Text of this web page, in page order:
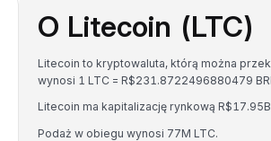
O Litecoin (LTC)
Litecoin to kryptowaluta, którą można
wynosi 1 LTC = R$231.8722496880479
Litecoin ma kapitalizację rynkową
Podaż w obiegu wynosi 77M LTC.